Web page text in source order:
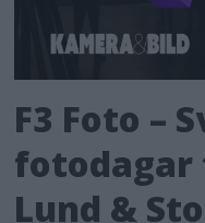
F3 Foto –
fotodagar
Lund &